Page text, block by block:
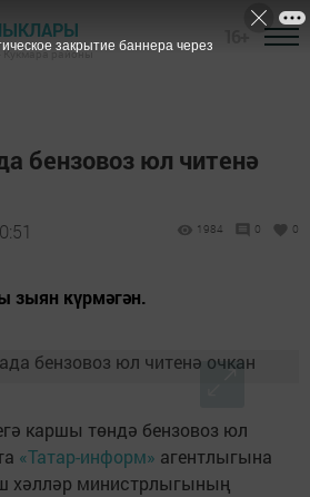
Кукмара районы
бензовоз юл читенә
1984 0 0
зыян күрмәгән.
каршы төндә бензовоз юл
«Татар-информ» агентлыгына
хәлләр министрлыгының
закрытие баннера через